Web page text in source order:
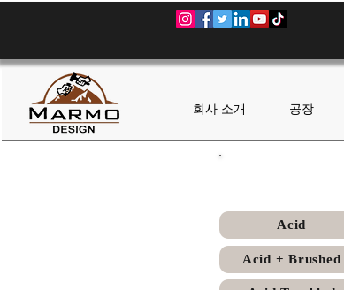
회사 소개 공장
Acid
Acid + Brushed